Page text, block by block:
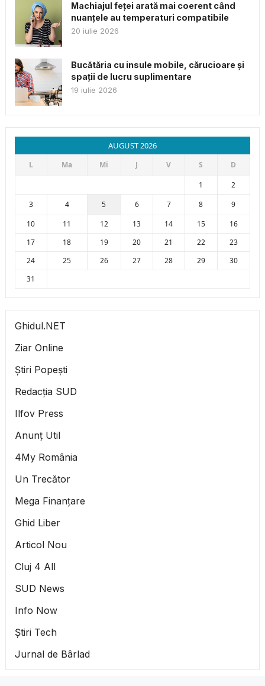
Machiajul feței arată mai coerent când
nuanțele au temperaturi compatibile
20 iulie 2026
Bucătăria cu insule mobile, cărucioare și
spații de lucru suplimentare
19 iulie 2026
AUGUST 2026
L Ma Mi J V S
D
1
2
3
4 5 6 7 8
9
10
11 12 13 14 15
16
17
18 19 20 21 22
23
24
25 26 27 28 29
30
31
Ghidul.NET
Ziar Online
Știri Popești
Redacția SUD
Ilfov Press
Anunț Util
4My România
Un Trecător
Mega Finanțare
Ghid Liber
Articol Nou
Cluj 4 All
SUD News
Info Now
Știri Tech
Jurnal de Bârlad